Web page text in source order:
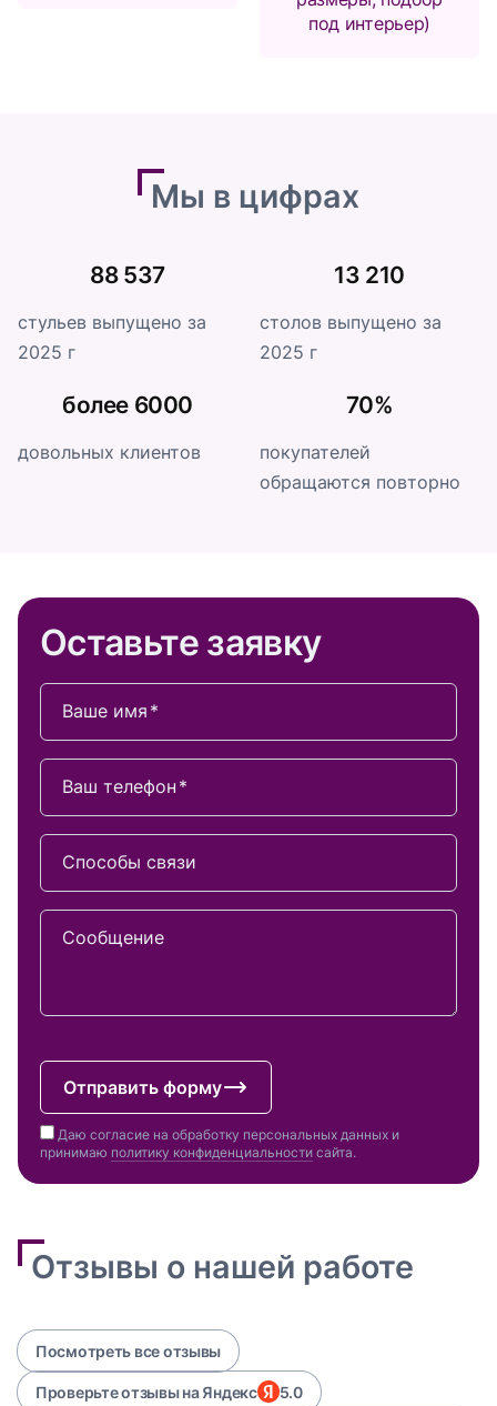
под интерьер)
Мы в цифрах
88 537
стульев выпущено за
2025 г
13 210
столов выпущено за
2025 г
более 6000
довольных клиентов
70%
покупателей
обращаются повторно
Оставьте заявку
Ваше имя
Ваш телефон
Способы связи
Сообщение
Отправить форму
Даю согласие на обработку персональных данных и
принимаю политику конфиденциальности сайта.
Отзывы о нашей работе
Посмотреть все отзывы
Проверьте отзывы на Яндекс 5.0